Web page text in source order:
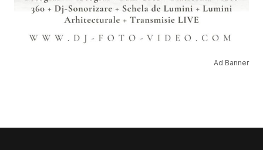
Ad Banner